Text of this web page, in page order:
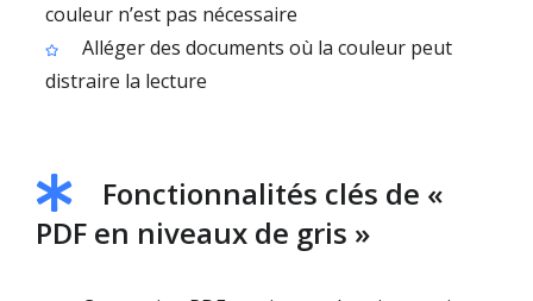
couleur n’est pas nécessaire
Alléger des documents où la couleur peut
distraire la lecture
Fonctionnalités clés de «
PDF en niveaux de gris »